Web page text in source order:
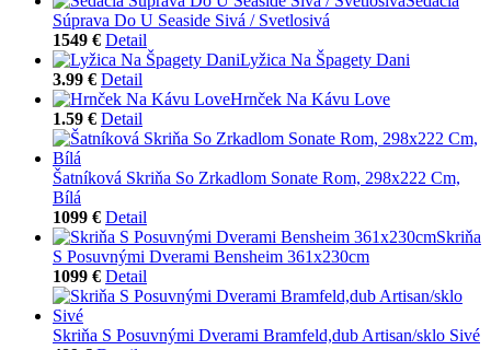
Súprava Do U Seaside Sivá / Svetlosivá
1549 € Detail
Lyžica Na Špagety Dani
3.99 € Detail
Hrnček Na Kávu Love
1.59 € Detail
Šatníková Skriňa So Zrkadlom Sonate Rom, 298x222 Cm,
Bílá
1099 € Detail
Skriňa
S Posuvnými Dverami Bensheim 361x230cm
1099 € Detail
Skriňa S Posuvnými Dverami Bramfeld,dub Artisan/sklo Sivé